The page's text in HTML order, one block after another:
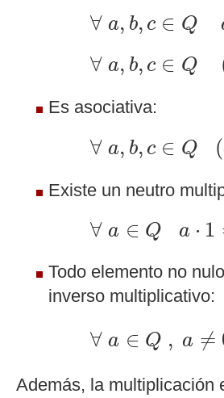
∀ a, b, c ∈ Q
∀ b,c ∈
∀ a, b, c ∈ Q
∀ ,c ∈
Es asociativa:
∀ a, b, c ∈ Q (
∀ b,c ∈
Existe un neutro
∀ a ∈ Q a ⋅ 1
∀ a∈ a⋅
Todo elemento no
inverso multiplicativo:
∀ a ∈ Q , a ≠
a∈ a
Además, la multiplicación